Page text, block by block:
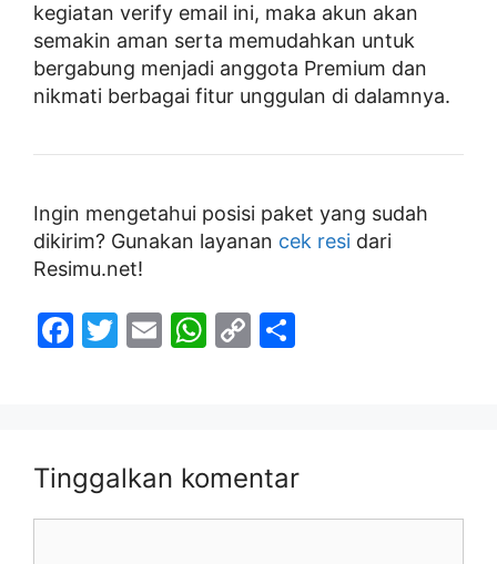
kegiatan verify email ini, maka akun akan
semakin aman serta memudahkan untuk
bergabung menjadi anggota Premium dan
nikmati berbagai fitur unggulan di dalamnya.
Ingin mengetahui posisi paket yang sudah
dikirim? Gunakan layanan cek resi dari
Resimu.net!
F
b
o
T
E
W
A
p
C
Li
n
Tinggalkan komentar